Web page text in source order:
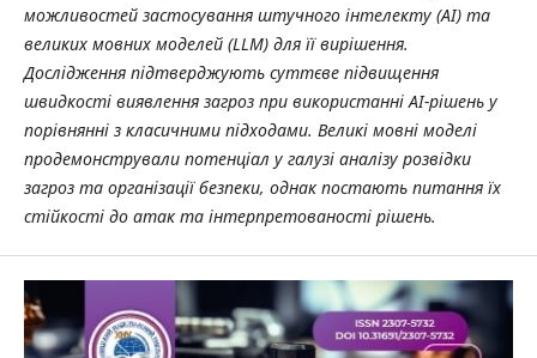
можливостей застосування штучного інтелекту (AI) та
великих мовних моделей (LLM) для її вирішення.
Дослідження підтверджують суттєве підвищення
швидкості виявлення загроз при використанні AI-рішень у
порівнянні з класичними підходами. Великі мовні моделі
продемонстрували потенціал у галузі аналізу розвідки
загроз та організації безпеки, однак постають питання їх
стійкості до атак та інтерпретованості рішень.